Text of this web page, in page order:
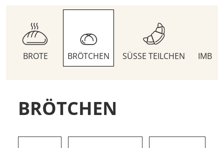
BROTE BRÖTCHEN SÜSSE TEILCHEN
BRÖTCHEN